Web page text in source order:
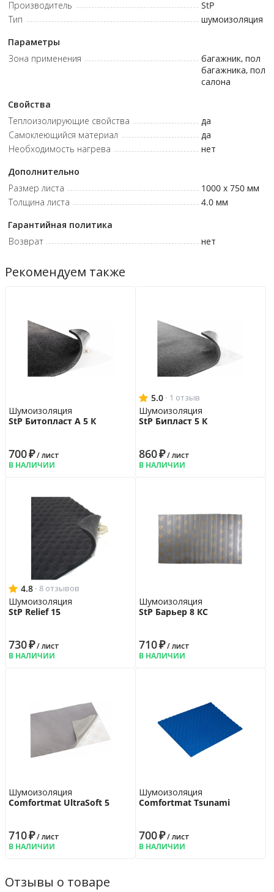
теплопроводности: 0.038 • Время кондиционирования: 12 ч •
Температура кондиционирования: 20 ± 5 °C
Производитель
StP
Тип
шумоизоляция
Параметры
Зона применения
багажник, пол
багажника, пол
салона
Свойства
Теплоизолирующие свойства
да
Самоклеющийся материал
да
Необходимость нагрева
нет
Дополнительно
Размер листа
1000 x 750 мм
Толщина листа
4.0 мм
Гарантийная политика
Возврат
нет
Рекомендуем также
Шумоизоляция
StP Битопласт А 5 К
700₽/ лист
В НАЛИЧИИ
5.0 · 1 отзыв
Шумоизоляция
StP Бипласт 5 К
860₽/ лист
В НАЛИЧИИ
4.8 · 8 отзывов
Шумоизоляция
StP Relief 15
730₽/ лист
В НАЛИЧИИ
Шумоизоляция
StP Барьер 8 КС
710₽/ лист
В НАЛИЧИИ
Шумоизоляция
Comfortmat UltraSoft 5
710₽/ лист
В НАЛИЧИИ
Шумоизоляция
Comfortmat Tsunami
700₽/ лист
В НАЛИЧИИ
Отзывы о товаре